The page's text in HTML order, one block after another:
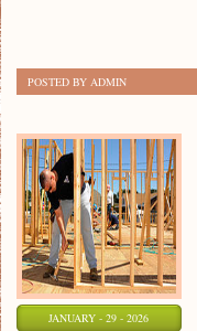
POSTED BY ADMIN
JANUARY - 29 - 2026